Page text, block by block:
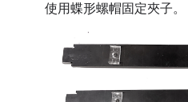
使用蝶形螺帽固定夾子。